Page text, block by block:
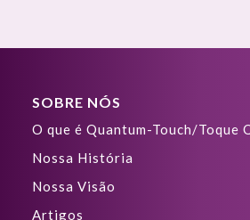
SOBRE NÓS
O que é Quantum-Touch/Toque
Nossa História
Nossa Visão
Artigos